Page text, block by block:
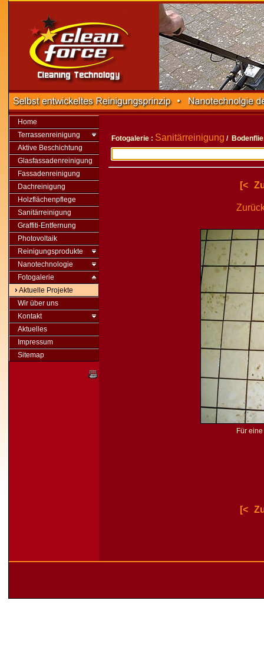
Home
Terrassenreinigung
Aktive Beschichtung
Glasfassadenreinigung
Fassadenreinigung
Dachreinigung
Holzflächenpflege
Sanitärreinigung
Graffiti-Entfernung
Photovoltaik
Reinigungsprodukte
Nanotechnologie
Fotogalerie
Aktuelle Projekte
Wir über uns
Kontakt
Aktuelles
Impressum
Sitemap
Fotogalerie : Sanitärreinigung /
[<
Für
[<